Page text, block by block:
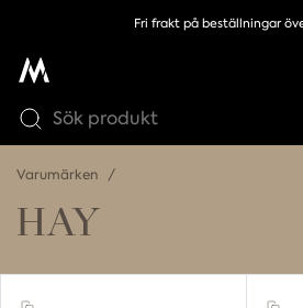
Fri frakt på beställningar
Varumärken
HAY